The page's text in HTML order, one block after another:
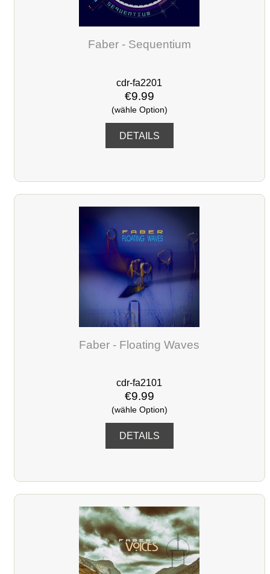
Faber - Sequentium
cdr-fa2201
€9.99
(wähle Option)
DETAILS
Faber - Floating Waves
cdr-fa2101
€9.99
(wähle Option)
DETAILS